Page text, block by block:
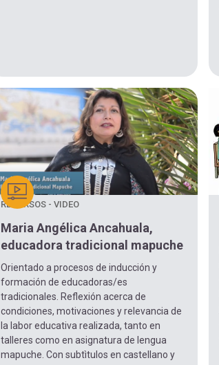
RECURSOS - VIDEO
Maria Angélica Ancahuala,
educadora tradicional mapuche
Orientado a procesos de inducción y
formación de educadoras/es
tradicionales. Reflexión acerca de
condiciones, motivaciones y relevancia de
la labor educativa realizada, tanto en
talleres como en asignatura de lengua
mapuche. Con subtìtulos en castellano y